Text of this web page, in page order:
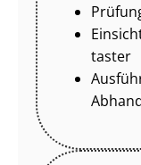
tas­ter